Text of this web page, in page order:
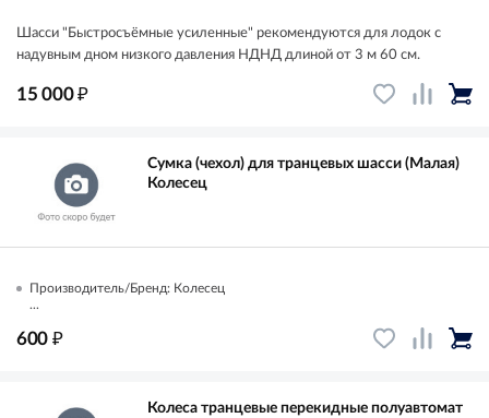
Шасси "Быстросъёмные усиленные" рекомендуются для лодок с
надувным дном низкого давления НДНД длиной от 3 м 60 см.
15 000₽
Сумка (чехол) для транцевых шасси (Малая)
Колесец
Производитель/Бренд: Колесец
...
600 ₽
Колеса транцевые перекидные полуавтомат